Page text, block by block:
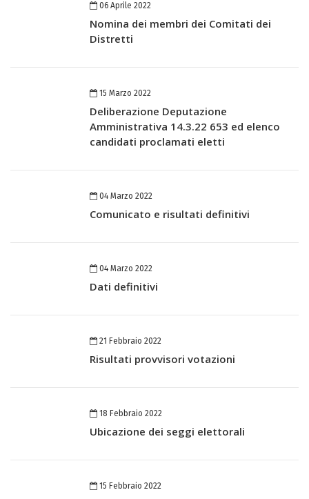
06 Aprile 2022
Nomina dei membri dei Comitati dei
Distretti
15 Marzo 2022
Deliberazione Deputazione
Amministrativa 14.3.22 653 ed elenco
candidati proclamati eletti
04 Marzo 2022
Comunicato e risultati definitivi
04 Marzo 2022
Dati definitivi
21 Febbraio 2022
Risultati provvisori votazioni
18 Febbraio 2022
Ubicazione dei seggi elettorali
15 Febbraio 2022